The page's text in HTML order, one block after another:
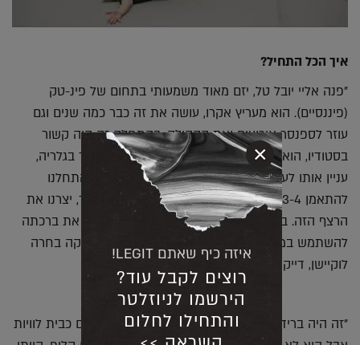
איך הכל התחיל?
"פנה אליי יובל טל, יזם מאוד משמעותי בתחום של פינ-טק
(פיננסיים). הוא מעריץ אקרו, עושה את זה כבר כמה שנים וגם
עוזר לספנסר אירועים ואת הקהילה. בהתחלה זה היה קשור
בסטודיו, הוא מאוד התעניין בעסק, בקאהן. הוא ביקר בגלריה,
עניין אותו לעבוד איתי. ואז עלה הרעיון של הקליפ והתחלנו
להתאמן 3-4 פעמים בשבוע, ביחד עם אבנר הוכפלד, יצרנו את
הרצף הזה. בהמשך פנינו לזמרת רוני אלטר וביקשנו את ברכתה
להשתמש במוזיקה שלה לקליפ, היא הסכימה, המפיקה בחרה
לוקיישן, דייקנו את הבגד.
"זה היה ברידינג, המבנה העגול נבנה בשנות השמונים כבית לוויות
איזה כיף שאתם LEGIT!
רוצים לקבל עוד?
הירשמו לניוזלטר
והתחילו לחלום
×